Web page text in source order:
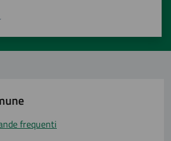
5 stelle su 5
stelle su 5
su 5
5
frequenti